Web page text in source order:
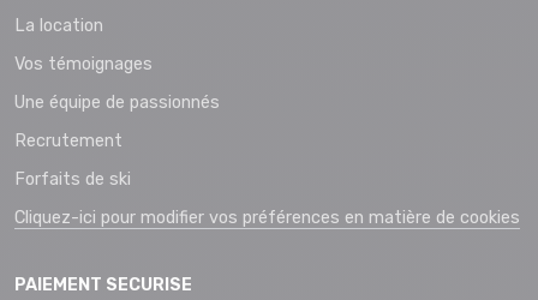
La location
Vos témoignages
Une équipe de passionnés
Recrutement
Forfaits de ski
Cliquez-ici pour modifier vos préférences en matière de cookies
PAIEMENT SECURISE